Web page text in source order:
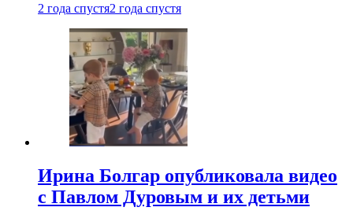
2 года спустя2 года спустя
Ирина Болгар опубликовала видео
с Павлом Дуровым и их детьми